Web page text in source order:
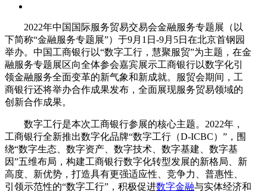
2022年中国国际服务贸易交易会金融服务专题展（以
下简称“金融服务专题展”）于9月1日-9月5日在北京首钢园
举办。中国工商银行以“数字工行，慧聚服贸”为主题，在金
融服务专题展区向全体参会嘉宾展示工商银行以数字化引
领金融服务全面变革的新气象和新成就。服贸会期间，工
商银行还将举办合作成果发布，全面展现服务贸易领域的
创新合作成果。
数字工行是本次工商银行参展的核心主题。2022年，
工商银行全新推出数字化品牌“数字工行（D-ICBC）”，围
绕“数字生态、数字资产、数字技术、数字基建、数字基
因”五维布局，构建工商银行数字化转型发展的新格局、新
高度、新优势，打造具有更强适应性、竞争力、普惠性、
引领示范性的“数字工行”，积极促进数字金融与实体经济和